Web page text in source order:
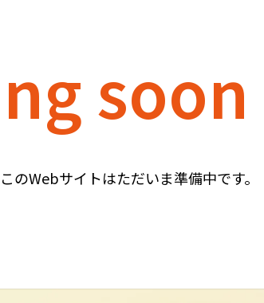
soon
このWebサイトはただいま準備中です。